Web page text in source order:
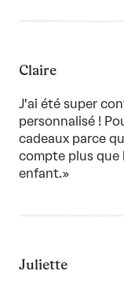
Claire
J'ai été super
personnalisé !
cadeaux parce
compte plus
enfant.»
Juliette